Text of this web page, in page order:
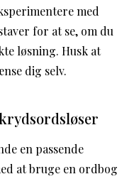
med
for at se, om du
løsning. Husk at
dig selv.
en passende
at bruge en ordbog